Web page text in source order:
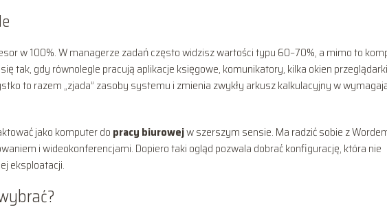
w 100%. W managerze zadań często widzisz wartości typu 60–70%, a mimo to
tak, gdy równolegle pracują aplikacje księgowe, komunikatory, kilka okien
to razem „zjada” zasoby systemu i zmienia zwykły arkusz kalkulacyjny w
jako komputer do pracy biurowejw szerszym sensie. Ma radzić sobie z
i wideokonferencjami. Dopiero taki ogląd pozwala dobrać konfigurację, która nie
eksploatacji.